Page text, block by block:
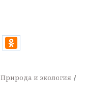
Природа и экология